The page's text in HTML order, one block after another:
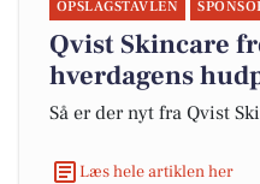
OPSLAGSTAVLEN
Qvist Skincare
hverdagens
Så er der nyt fra Qvist
Læs hele artiklen her